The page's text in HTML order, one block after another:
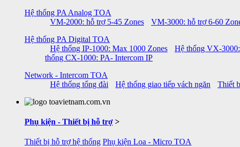
Hệ thống PA Analog TOA
VM-2000: hỗ trợ 5-45 Zones
VM-3000: hỗ trợ 6-60
Hệ thống PA Digital TOA
Hệ thống IP-1000: Max 1000 Zones
Hệ thống VX-
thống CX-1000: PA- Intercom IP
Network - Intercom TOA
Hệ thống tổng đài
Hệ thống giao tiếp vách ngăn Thiết
Phụ kiện - Thiết bị hỗ trợ >
Thiết bị hỗ trợ hệ thống Phụ kiện Loa - Micro TOA